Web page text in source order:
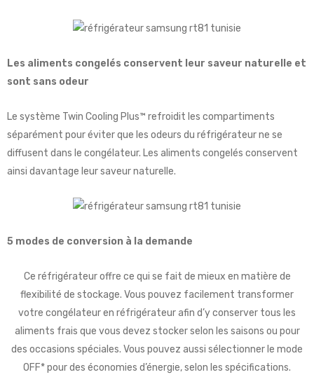
Les aliments congelés conservent leur saveur naturelle et
sont sans odeur
Le système Twin Cooling Plus™ refroidit les compartiments
séparément pour éviter que les odeurs du réfrigérateur ne se
diffusent dans le congélateur. Les aliments congelés conservent
ainsi davantage leur saveur naturelle.
5 modes de conversion à la demande
Ce réfrigérateur offre ce qui se fait de mieux en matière de
flexibilité de stockage. Vous pouvez facilement transformer
votre congélateur en réfrigérateur afin d’y conserver tous les
aliments frais que vous devez stocker selon les saisons ou pour
des occasions spéciales. Vous pouvez aussi sélectionner le mode
OFF* pour des économies d’énergie, selon les spécifications.